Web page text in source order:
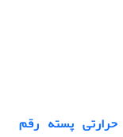
حرارتی پسته رقم